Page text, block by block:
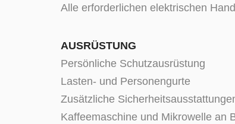
Alle erforderlichen elektrischen
AUSRÜSTUNG
Persönliche Schutzausrüstung
Lasten- und Personengurte
Zusätzliche
Kaffeemaschine und Mikrowelle an